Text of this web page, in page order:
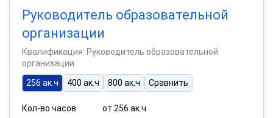
Руководитель образовательной
организации
Квалификация: Руководитель образовательной
организации
256 ак.ч
400 ак.ч 800 ак.ч Сравнить
Кол-во часов: от 256 ак.ч